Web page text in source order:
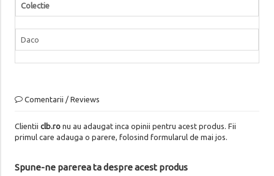
Colectie
Daco
Comentarii / Reviews
Clientii clb.ronu au adaugat inca opinii pentru acest produs. Fii
primul care adauga o parere, folosind formularul de mai jos.
Spune-ne parerea ta despre acest produs